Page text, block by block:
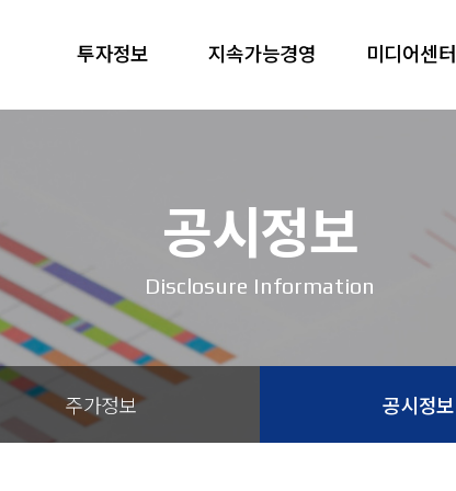
투자정보 지속가능경영 미디어센터
공시정보
Disclosure Information
주가정보 공시정보